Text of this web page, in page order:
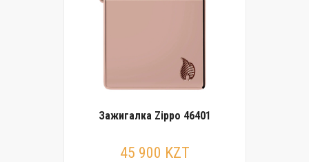
Зажигалка Zippo 46401
45 900 KZT